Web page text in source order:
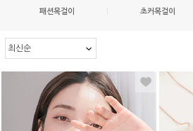
패션목걸이 초커목걸이